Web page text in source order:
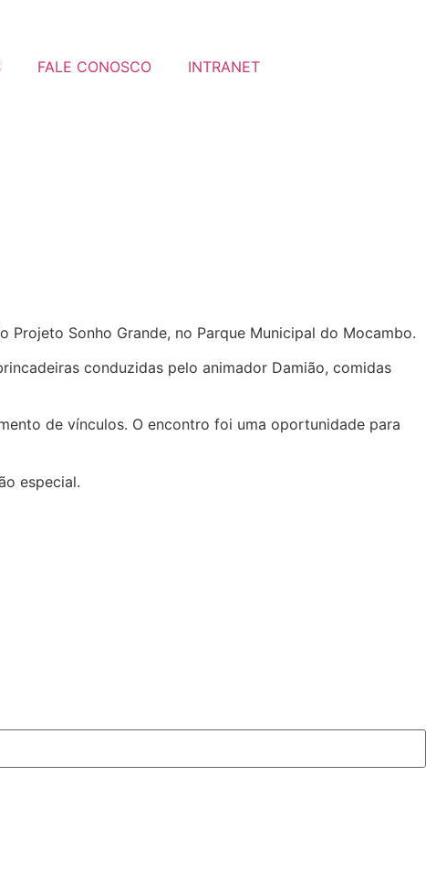
FALE CONOSCO INTRANET
Sonho Grande, no Parque Municipal do Mocambo.
conduzidas pelo animador Damião, comidas
de vínculos. O encontro foi uma oportunidade para
especial.